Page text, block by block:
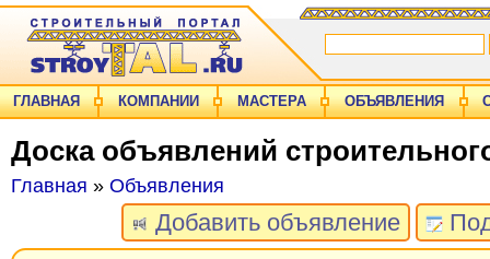
ГЛАВНАЯ КОМПАНИИ МАСТЕРА ОБЪЯВЛЕНИЯ
Доска объявлений
Главная » Объявления
Добавить объявление